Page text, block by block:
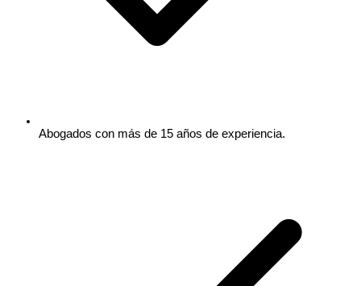
Abogados con más de 15 años de experiencia.